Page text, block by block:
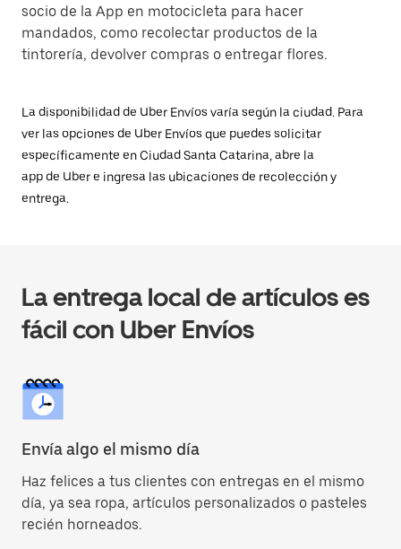
socio de la App en motocicleta para hacer
mandados, como recolectar productos de la
tintorería, devolver compras o entregar flores.
La disponibilidad de Uber Envíos varía según la ciudad. Para
ver las opciones de Uber Envíos que puedes solicitar
específicamente en Ciudad Santa Catarina, abre la
app de Uber e ingresa las ubicaciones de recolección y
entrega.
La entrega local de artículos es
fácil con Uber Envíos
Envía algo el mismo día
Haz felices a tus clientes con entregas en el mismo
día, ya sea ropa, artículos personalizados o pasteles
recién horneados.